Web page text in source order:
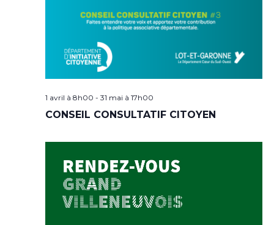
1 avril à 8h00 - 31 mai à 17h00
CONSEIL CONSULTATIF CITOYEN